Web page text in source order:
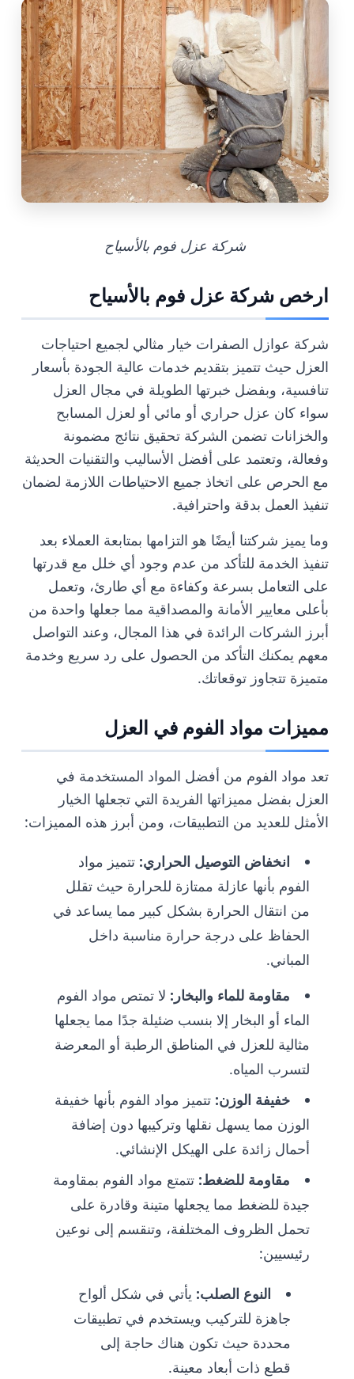
شركة عزل فوم بالأسياح
ارخص شركة عزل فوم بالأسياح
شركة عوازل الصفرات خيار مثالي لجميع احتياجات
العزل حيث تتميز بتقديم خدمات عالية الجودة بأسعار
تنافسية، وبفضل خبرتها الطويلة في مجال العزل
سواء كان عزل حراري أو مائي أو لعزل المسابح
والخزانات تضمن الشركة تحقيق نتائج مضمونة
وفعالة، وتعتمد على أفضل الأساليب والتقنيات الحديثة
مع الحرص على اتخاذ جميع الاحتياطات اللازمة لضمان
تنفيذ العمل بدقة واحترافية.
وما يميز شركتنا أيضًا هو التزامها بمتابعة العملاء بعد
تنفيذ الخدمة للتأكد من عدم وجود أي خلل مع قدرتها
على التعامل بسرعة وكفاءة مع أي طارئ، وتعمل
بأعلى معايير الأمانة والمصداقية مما جعلها واحدة من
أبرز الشركات الرائدة في هذا المجال، وعند التواصل
معهم يمكنك التأكد من الحصول على رد سريع وخدمة
متميزة تتجاوز توقعاتك.
مميزات مواد الفوم في العزل
تعد مواد الفوم من أفضل المواد المستخدمة في
العزل بفضل مميزاتها الفريدة التي تجعلها الخيار
الأمثل للعديد من التطبيقات، ومن أبرز هذه المميزات:
انخفاض التوصيل الحراري: تتميز مواد
الفوم بأنها عازلة ممتازة للحرارة حيث تقلل
من انتقال الحرارة بشكل كبير مما يساعد في
الحفاظ على درجة حرارة مناسبة داخل
المباني.
مقاومة للماء والبخار: لا تمتص مواد الفوم
الماء أو البخار إلا بنسب ضئيلة جدًا مما يجعلها
مثالية للعزل في المناطق الرطبة أو المعرضة
لتسرب المياه.
خفيفة الوزن: تتميز مواد الفوم بأنها خفيفة
الوزن مما يسهل نقلها وتركيبها دون إضافة
أحمال زائدة على الهيكل الإنشائي.
مقاومة للضغط: تتمتع مواد الفوم بمقاومة
جيدة للضغط مما يجعلها متينة وقادرة على
تحمل الظروف المختلفة، وتنقسم إلى نوعين
رئيسيين:
النوع الصلب: يأتي في شكل ألواح
جاهزة للتركيب ويستخدم في تطبيقات
محددة حيث تكون هناك حاجة إلى
قطع ذات أبعاد معينة.